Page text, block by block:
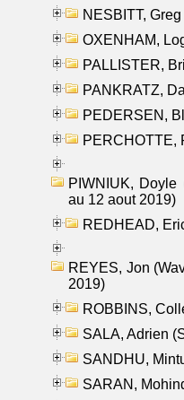
NESBITT,
OXENHAM,
PALLISTER,
PANKRATZ,
PEDERSEN,
PERCHOTTE,
PIWNIUK, Doyle
au 12 aout 2019)
REDHEAD,
REYES, Jon
2019)
ROBBINS,
SALA, Adrien
SANDHU,
SARAN,